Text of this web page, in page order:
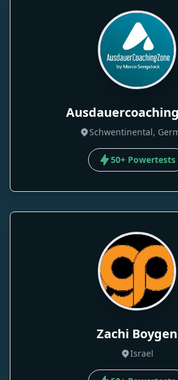
Schwentinental,
50+ Powertests
Zachi Boygen
Israel